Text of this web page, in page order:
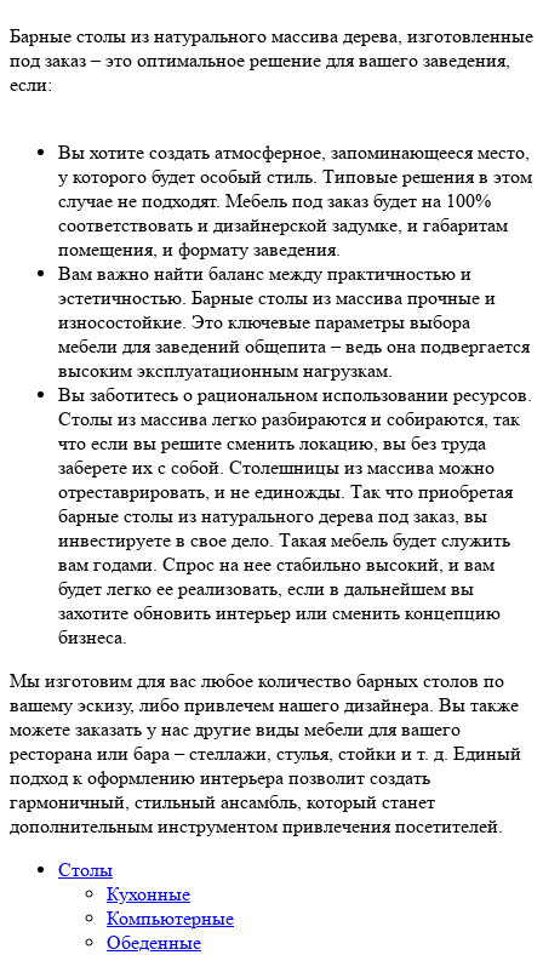
Барные столы из натурального массива дерева, изготовленные
под заказ – это оптимальное решение для вашего заведения,
если:
Вы хотите создать атмосферное, запоминающееся место,
у которого будет особый стиль. Типовые решения в этом
случае не подходят. Мебель под заказ будет на 100%
соответствовать и дизайнерской задумке, и габаритам
помещения, и формату заведения.
Вам важно найти баланс между практичностью и
эстетичностью. Барные столы из массива прочные и
износостойкие. Это ключевые параметры выбора
мебели для заведений общепита – ведь она подвергается
высоким эксплуатационным нагрузкам.
Вы заботитесь о рациональном использовании ресурсов.
Столы из массива легко разбираются и собираются, так
что если вы решите сменить локацию, вы без труда
заберете их с собой. Столешницы из массива можно
отреставрировать, и не единожды. Так что приобретая
барные столы из натурального дерева под заказ, вы
инвестируете в свое дело. Такая мебель будет служить
вам годами. Спрос на нее стабильно высокий, и вам
будет легко ее реализовать, если в дальнейшем вы
захотите обновить интерьер или сменить концепцию
бизнеса.
Мы изготовим для вас любое количество барных столов по
вашему эскизу, либо привлечем нашего дизайнера. Вы также
можете заказать у нас другие виды мебели для вашего
ресторана или бара – стеллажи, стулья, стойки и т. д. Единый
подход к оформлению интерьера позволит создать
гармоничный, стильный ансамбль, который станет
дополнительным инструментом привлечения посетителей.
Столы
Кухонные
Компьютерные
Обеденные